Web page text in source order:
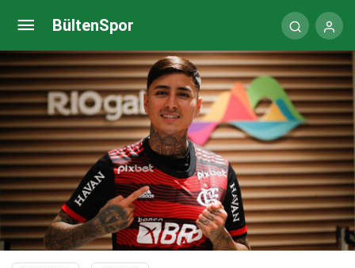
BültenSpor
Jules Kounde resmen Barcelona’da! Serbest kalma
bedeli…